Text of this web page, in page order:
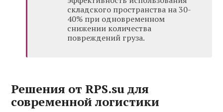
складского пространства на 30-
40% при одновременном
снижении количества
повреждений груза.
Решения от RPS.su для
современной логистики